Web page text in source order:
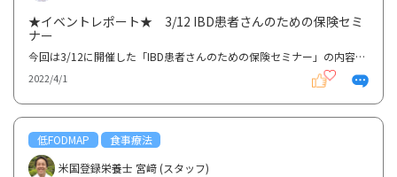
★イベントレポート★ 3/12 IBD患者さんのための保険セミ
ナー
今回は3/12に開催した「IBD患者さんのための保険セミナー」の内容を共有いたします。今回は埼玉IBDさん...
2022/4/1
低FODMAP
食事療法
米国登録栄養士 宮﨑 (スタッフ)